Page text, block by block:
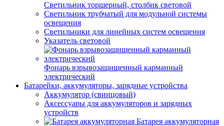
Светильник торшерный, столбик световой
Светильник трубчатый для модульной системы
освещения
Светильники для линейных систем освещения
Указатель световой
Фонарь взрывозащищенный карманный
электрический
Батарейки, аккумуляторы, зарядные устройства
Аккумулятор (свинцовый)
Аксессуары для аккумуляторов и зарядных
устройств
Батарея аккумуляторная